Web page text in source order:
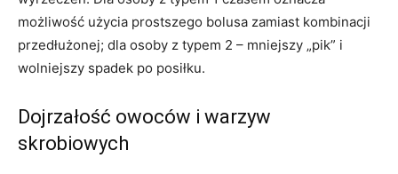
możliwość użycia prostszego bolusa zamiast kombinacji
przedłużonej; dla osoby z typem 2 – mniejszy „pik” i
wolniejszy spadek po posiłku.
Dojrzałość owoców i warzyw
skrobiowych